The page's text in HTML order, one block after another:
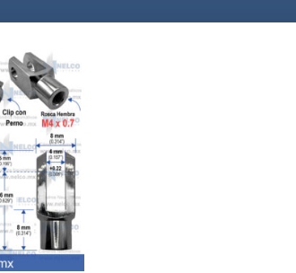
Agregar
a la
Lista de
deseos